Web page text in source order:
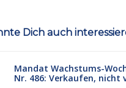
Dich auch
Mandat Wachstums-
Nr. 486: Verkaufen, nicht